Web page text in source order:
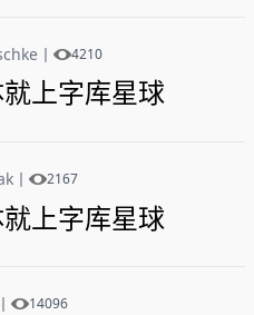
丨 4210
上字库星球
丨 2167
上字库星球
丨 14096